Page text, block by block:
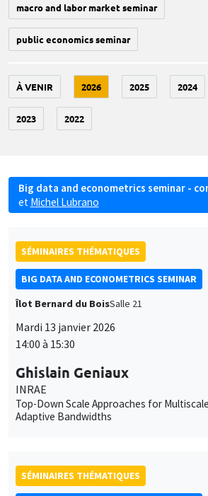
macro and labor market seminar
public economics seminar
À VENIR 2026 2025 2024
2023 2022
Big data and econometrics seminar -
et Michel Lubrano
SÉMINAIRES THÉMATIQUES
BIG DATA AND ECONOMETRICS SEMINAR
Îlot Bernard du BoisSalle 21
Mardi 13 janvier 2026
14:00 à 15:30
Ghislain Geniaux
INRAE
Top-Down Scale Approaches for
Adaptive Bandwidths
SÉMINAIRES THÉMATIQUES